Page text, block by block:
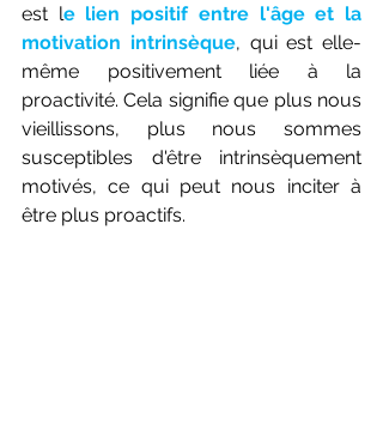
est le lien positif entre l'âge et la
motivation intrinsèque, qui est elle-
même positivement liée à la
proactivité. Cela signifie que plus nous
vieillissons, plus nous sommes
susceptibles d'être intrinsèquement
motivés, ce qui peut nous inciter à
être plus proactifs.